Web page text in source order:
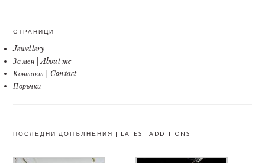
СТРАНИЦИ
Jewellery
За мен | About me
Контакт | Contact
Поръчки
ПОСЛЕДНИ ДОПЪЛНЕНИЯ | LATEST ADDITIONS